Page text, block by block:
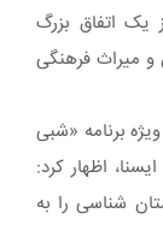
یک اتفاق بزرگ
و میراث فرهنگی
ویژه برنامه «شبی
اظهار کرد:
شناسی را به